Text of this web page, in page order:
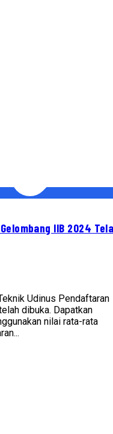
IIB 2024
Udinus Pendaftaran
dibuka. Dapatkan
nilai rata-rata